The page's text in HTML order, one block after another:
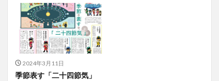
2024年3月11日
季節表す「二十四節気」